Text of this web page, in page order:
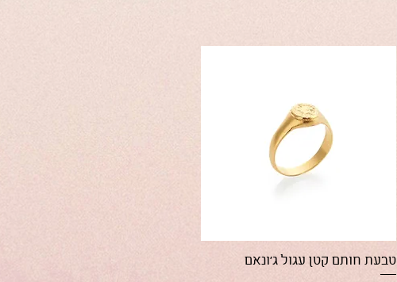
תצוגה מהירה
טבעת חותם קטן עגול ג'ונאם